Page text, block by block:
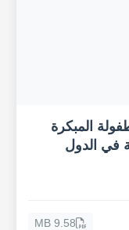
المبكرة
في الدول
9.58 MB